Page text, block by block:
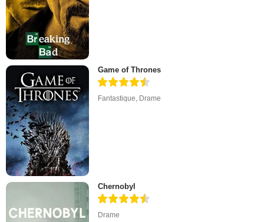
Game of Thrones
Fantastique Drame
Chernobyl
Drame